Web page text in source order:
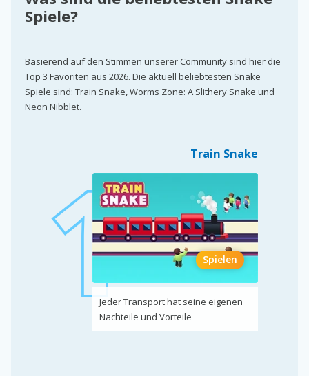
Spiele?
Basierend auf den Stimmen unserer Community sind hier die
Top 3 Favoriten aus 2026. Die aktuell beliebtesten Snake
Spiele sind: Train Snake, Worms Zone: A Slithery Snake und
Neon Nibblet.
Train Snake
Spielen
Jeder Transport hat seine eigenen
Nachteile und Vorteile